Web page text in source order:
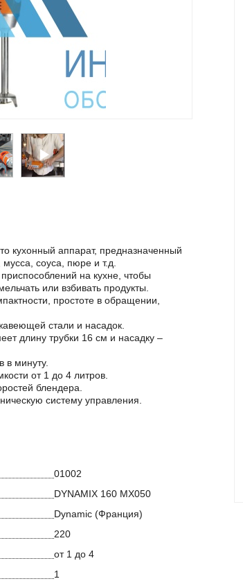
кухонный аппарат, предназначенный
соуса, пюре и т.д.
на кухне, чтобы
или взбивать продукты.
простоте в обращении,
стали и насадок.
длину трубки 16 см и насадку –
в минуту.
от 1 до 4 литров.
блендера.
систему управления.
01002
DYNAMIX 160 MX050
Dynamic (Франция)
220
от 1 до 4
1